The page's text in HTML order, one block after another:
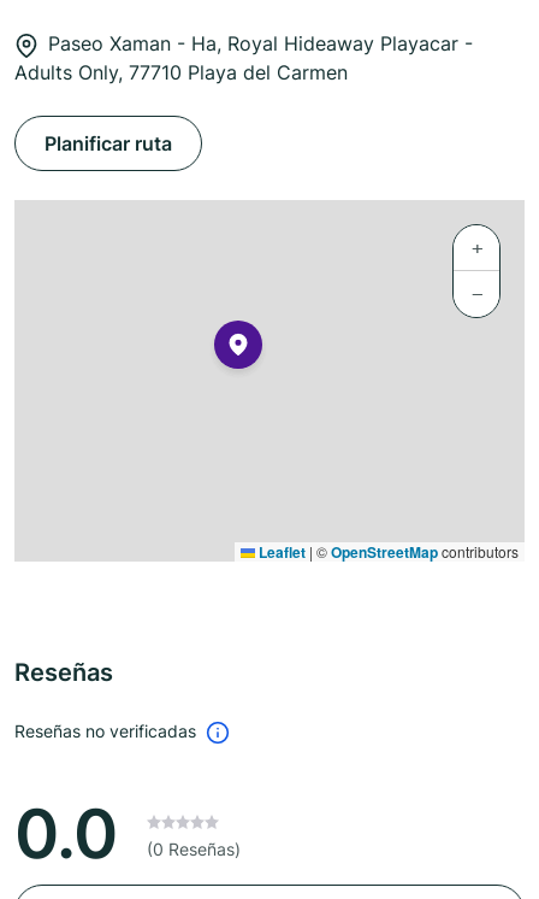
Paseo Xaman - Ha, Royal Hideaway Playacar -
Adults Only, 77710 Playa del Carmen
Planificar ruta
+
−
Leaflet | ©OpenStreetMapcontributors
Reseñas
Reseñas no verificadas
0.0 (0 Reseñas)